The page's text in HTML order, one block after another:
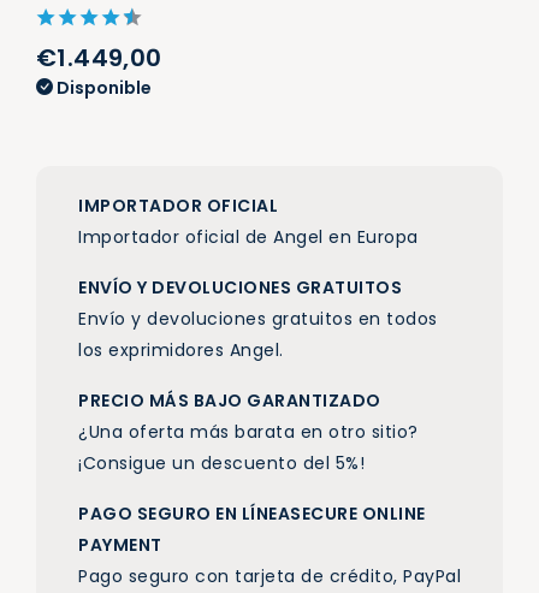
€1.449,00
Disponible
IMPORTADOR OFICIAL
Importador oficial de Angel en Europa
ENVÍO Y DEVOLUCIONES GRATUITOS
Envío y devoluciones gratuitos en todos
los exprimidores Angel.
PRECIO MÁS BAJO GARANTIZADO
¿Una oferta más barata en otro sitio?
¡Consigue un descuento del 5%!
PAGO SEGURO EN LÍNEASECURE ONLINE
PAYMENT
Pago seguro con tarjeta de crédito, PayPal